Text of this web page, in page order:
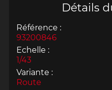
Détails
Référence :
93200846
Echelle :
1/43
Variante :
Route